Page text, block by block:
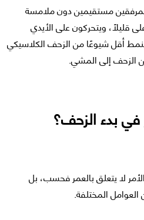
مستقيمين دون ملامسة
قليلًا، ويتحركون على الأيدي
أقل شيوعًا من الزحف الكلاسيكي
الزحف إلى المشي.
في بدء الزحف؟
لا يتعلق بالعمر فحسب، بل
العوامل المختلفة.